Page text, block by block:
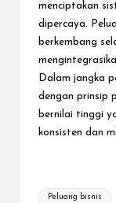
menciptakan
dipercaya.
berkembang
Dalam jangka
dengan prinsip
bernilai tinggi
konsisten dan
Tags:
Peluang bisnis